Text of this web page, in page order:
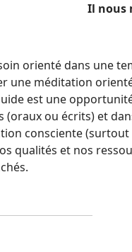
Il nous
orienté dans une
une méditation
est une
(oraux ou écrits) et
consciente (surtout
qualités et nos